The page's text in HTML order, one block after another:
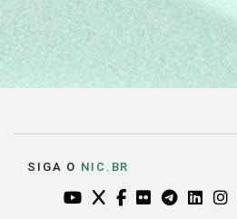
SIGA O NIC.BR
YOUTUBE DO NIC.BR
TWITTER DO NIC.BR
FACEBOOK DO
FLICKR DO